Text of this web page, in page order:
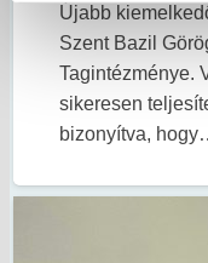
Újabb
Szent Bazil
Tagintézménye.
sikeresen
bizonyítva,